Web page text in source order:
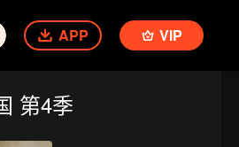
APP VIP
第4季